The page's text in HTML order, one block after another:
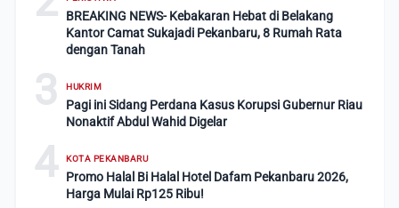
BREAKING NEWS- Kebakaran Hebat di Belakang
Kantor Camat Sukajadi Pekanbaru, 8 Rumah Rata
dengan Tanah
3 HUKRIM
Pagi ini Sidang Perdana Kasus Korupsi Gubernur Riau
Nonaktif Abdul Wahid Digelar
4 KOTA PEKANBARU
Promo Halal Bi Halal Hotel Dafam Pekanbaru 2026,
Harga Mulai Rp125 Ribu!